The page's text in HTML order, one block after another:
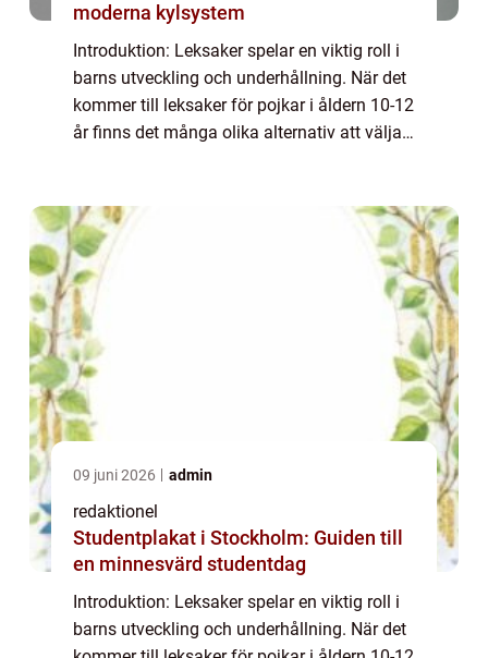
moderna kylsystem
Introduktion: Leksaker spelar en viktig roll i
barns utveckling och underhållning. När det
kommer till leksaker för pojkar i åldern 10-12
år finns det många olika alternativ att välja
09 juni 2026 admin
redaktionel
Studentplakat i Stockholm: Guiden till
en minnesvärd studentdag
Introduktion: Leksaker spelar en viktig roll i
barns utveckling och underhållning. När det